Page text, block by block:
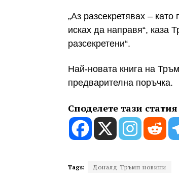
„Аз разсекретявах –
исках да направя“, каза
разсекретени“.
Най-новата книга на
предварителна поръчка.
Споделете тази статия
Tags: Доналд Тръмп новини